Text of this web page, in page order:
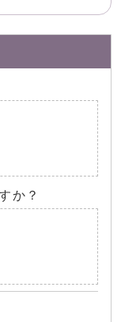
か？